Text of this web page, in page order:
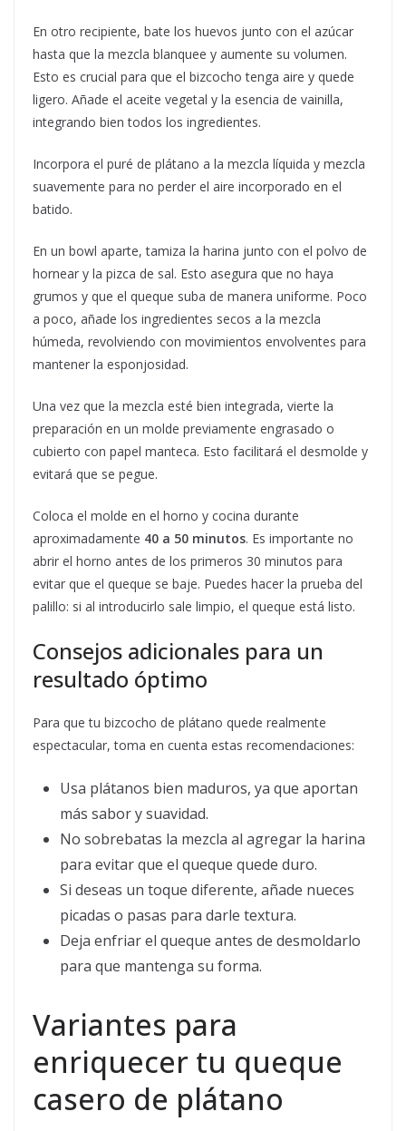
En otro recipiente, bate los huevos junto con el azúcar
hasta que la mezcla blanquee y aumente su volumen.
Esto es crucial para que el bizcocho tenga aire y quede
ligero. Añade el aceite vegetal y la esencia de vainilla,
integrando bien todos los ingredientes.
Incorpora el puré de plátano a la mezcla líquida y mezcla
suavemente para no perder el aire incorporado en el
batido.
En un bowl aparte, tamiza la harina junto con el polvo de
hornear y la pizca de sal. Esto asegura que no haya
grumos y que el queque suba de manera uniforme. Poco
a poco, añade los ingredientes secos a la mezcla
húmeda, revolviendo con movimientos envolventes para
mantener la esponjosidad.
Una vez que la mezcla esté bien integrada, vierte la
preparación en un molde previamente engrasado o
cubierto con papel manteca. Esto facilitará el desmolde y
evitará que se pegue.
Coloca el molde en el horno y cocina durante
aproximadamente 40 a 50 minutos. Es importante no
abrir el horno antes de los primeros 30 minutos para
evitar que el queque se baje. Puedes hacer la prueba del
palillo: si al introducirlo sale limpio, el queque está listo.
Consejos adicionales para un
resultado óptimo
Para que tu bizcocho de plátano quede realmente
espectacular, toma en cuenta estas recomendaciones:
Usa plátanos bien maduros, ya que aportan
más sabor y suavidad.
No sobrebatas la mezcla al agregar la harina
para evitar que el queque quede duro.
Si deseas un toque diferente, añade nueces
picadas o pasas para darle textura.
Deja enfriar el queque antes de desmoldarlo
para que mantenga su forma.
Variantes para
enriquecer tu queque
casero de plátano